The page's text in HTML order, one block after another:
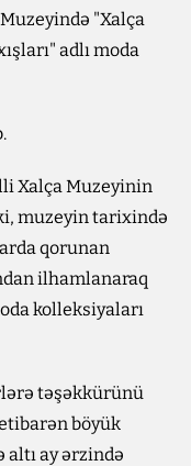
"Xalça
adlı moda
Xalça Muzeyinin
muzeyin tarixində
qorunan
ilhamlanaraq
kolleksiyaları
təşəkkürünü
böyük
altı ay ərzində